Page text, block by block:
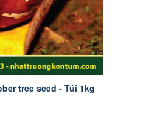
tree seed - Túi 1kg